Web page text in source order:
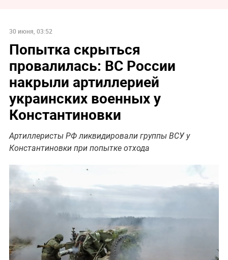
30 июня, 03:52
Попытка скрыться
провалилась: ВС России
накрыли артиллерией
украинских военных у
Константиновки
Артиллеристы РФ ликвидировали группы ВСУ у
Константиновки при попытке отхода